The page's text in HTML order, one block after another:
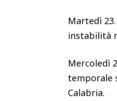
Martedì
instabilità
Mercoledì
temporale
Calabria.